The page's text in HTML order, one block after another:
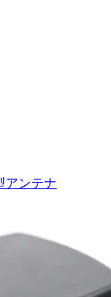
アンテナ